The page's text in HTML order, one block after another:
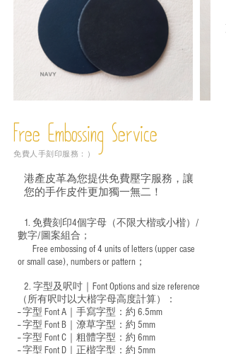
Free Embossing Service
免費人手刻印服務：）
港產皮革為您提供免費壓字服務，讓
您的手作皮件更加獨一無二！
1. 免費刻印4個字母（不限大楷或小楷）/
數字/圖案組合；
Free embossing of 4 units of letters (upper case
or small case), numbers or pattern；
2. 字型及呎吋｜ Font Options and size reference
（所有呎吋以大楷字母高度計算）：
-- 字型 Font A｜手寫字型：約 6.5mm
-- 字型 Font B｜潦草字型： 約 5mm
-- 字型 Font C｜粗體字型：約 6mm
-- 字型 Font D｜正楷字型： 約 5mm